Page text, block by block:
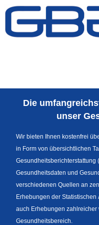
Zum Inhalt
Sprachumschaltung
Die
unser
Wir bieten Ihnen kostenfrei
in Form von übersichtlichen
Gesundheitsberichterstattung
Gesundheitsdaten und
verschiedenen Quellen an
Erhebungen der
auch Erhebungen
Gesundheitsbereich.